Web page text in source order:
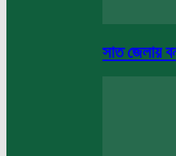
সাত জেলায়